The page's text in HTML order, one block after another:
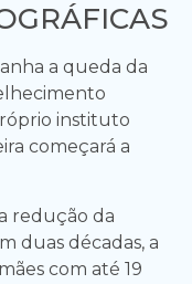
a queda da
instituto
começará a
redução da
duas décadas, a
com até 19